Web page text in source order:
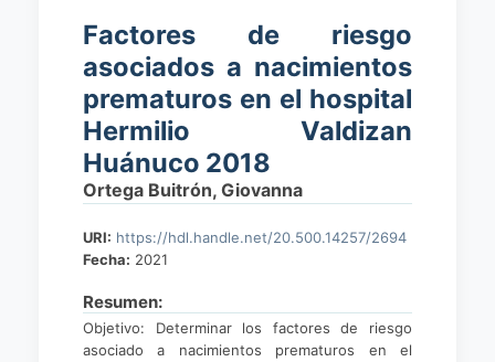
Factores de riesgo
asociados a nacimientos
prematuros en el hospital
Hermilio Valdizan
Huánuco 2018
Ortega Buitrón, Giovanna
URI: https://hdl.handle.net/20.500.14257/2694
Fecha: 2021
Resumen:
Objetivo: Determinar los factores de riesgo
asociado a nacimientos prematuros en el